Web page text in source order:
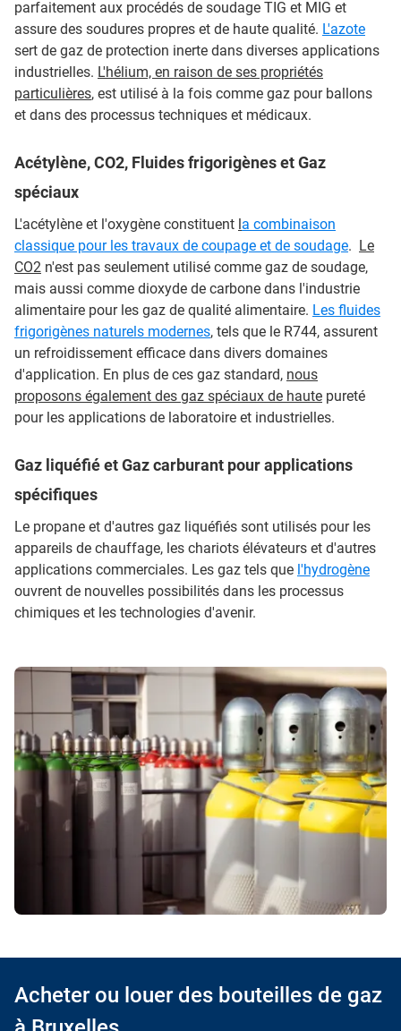
parfaitement aux procédés de soudage TIG et MIG et
assure des soudures propres et de haute qualité. L'azote
sert de gaz de protection inerte dans diverses applications
industrielles. L'hélium, en raison de ses propriétés
particulières, est utilisé à la fois comme gaz pour ballons
et dans des processus techniques et médicaux.
Acétylène, CO2, Fluides frigorigènes et Gaz
spéciaux
L'acétylène et l'oxygène constituent la combinaison
classique pour les travaux de coupage et de soudage. Le
CO2 n'est pas seulement utilisé comme gaz de soudage,
mais aussi comme dioxyde de carbone dans l'industrie
alimentaire pour les gaz de qualité alimentaire. Les fluides
frigorigènes naturels modernes, tels que le R744, assurent
un refroidissement efficace dans divers domaines
d'application. En plus de ces gaz standard, nous
proposons également des gaz spéciaux de haute pureté
pour les applications de laboratoire et industrielles.
Gaz liquéfié et Gaz carburant pour applications
spécifiques
Le propane et d'autres gaz liquéfiés sont utilisés pour les
appareils de chauffage, les chariots élévateurs et d'autres
applications commerciales. Les gaz tels que l'hydrogène
ouvrent de nouvelles possibilités dans les processus
chimiques et les technologies d'avenir.
Acheter ou louer des bouteilles de gaz